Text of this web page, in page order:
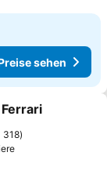
sehen
318